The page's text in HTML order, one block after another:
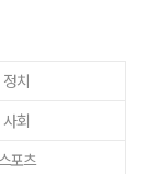
정치
사회
포츠